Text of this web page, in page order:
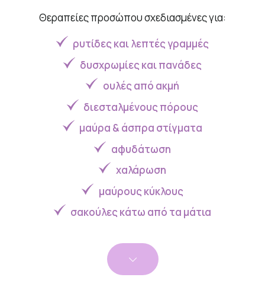
Θεραπείες προσώπου σχεδιασμένες για:
ρυτίδες και λεπτές γραμμές
δυσχρωμίες και πανάδες
ουλές από ακμή
διεσταλμένους πόρους
μαύρα & άσπρα στίγματα
αφυδάτωση
χαλάρωση
μαύρους κύκλους
σακούλες κάτω από τα μάτια